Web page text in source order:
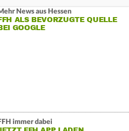
News aus Hessen
ALS BEVORZUGTE QUELLE
GOOGLE
immer dabei